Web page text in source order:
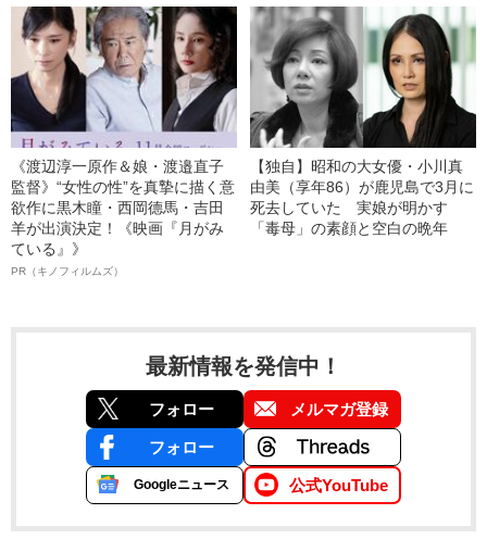
《渡辺淳一原作＆娘・渡邉直子
監督》“女性の性”を真摯に描く意
欲作に黒木瞳・西岡德馬・吉田
羊が出演決定！《映画『月がみ
ている』》
PR（キノフィルムズ）
【独自】昭和の大女優・小川真
由美（享年86）が鹿児島で3月に
死去していた 実娘が明かす
「毒母」の素顔と空白の晩年
最新情報を発信中！
フォロー メルマガ登録
フォロー
Googleニュース 公式YouTube